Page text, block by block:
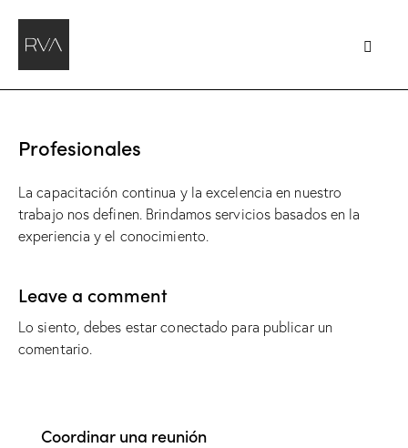
Profesionales
La capacitación continua y la excelencia en nuestro
trabajo nos definen. Brindamos servicios basados en la
experiencia y el conocimiento.
Leave a comment
Lo siento, debes estarconectado para publicar un
comentario.
Coordinar una reunión